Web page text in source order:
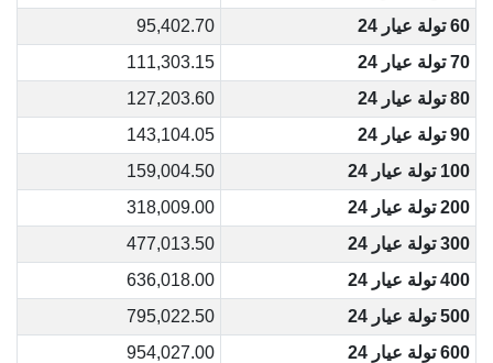
60 تولة عيار 24
95,402.70
70 تولة عيار 24
111,303.15
80 تولة عيار 24
127,203.60
90 تولة عيار 24
143,104.05
100 تولة عيار 24
159,004.50
200 تولة عيار 24
318,009.00
300 تولة عيار 24
477,013.50
400 تولة عيار 24
636,018.00
500 تولة عيار 24
795,022.50
600 تولة عيار 24
954,027.00